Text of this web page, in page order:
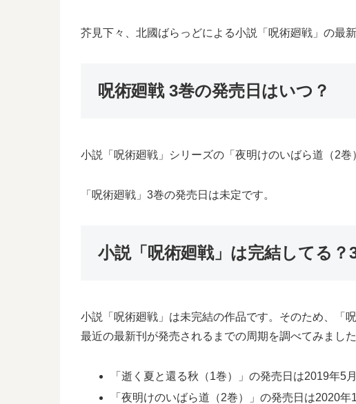
芥見下々、北國ばらっどによる小説「呪術廻戦」の最
呪術廻戦 3巻の発売日はいつ？
小説「呪術廻戦」シリーズの「夜明けのいばら道（2
「呪術廻戦」3巻の発売日は未定です。
小説「呪術廻戦」は完結してる？
小説「呪術廻戦」は未完結の作品です。そのため、「
最近の最新刊が発売されるまでの周期を調べてみました
「逝く夏と還る秋（1巻）」の発売日は2019年5
「夜明けのいばら道（2巻）」の発売日は2020年